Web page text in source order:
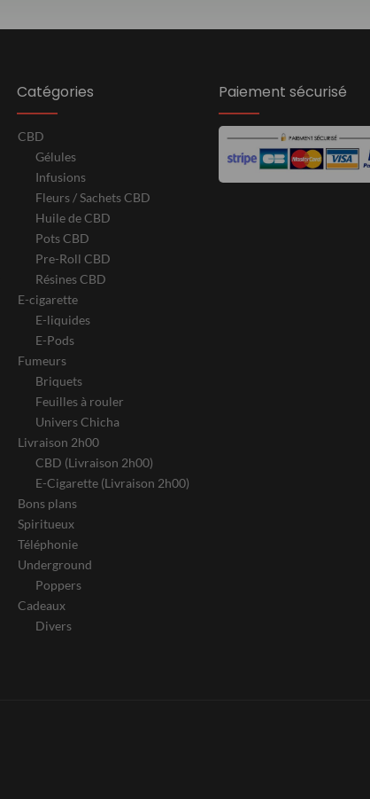
Catégories
CBD
Gélules
Infusions
Fleurs / Sachets CBD
Huile de CBD
Pots CBD
Pre-Roll CBD
Résines CBD
E-cigarette
E-liquides
E-Pods
Fumeurs
Briquets
Feuilles à rouler
Univers Chicha
Livraison 2h00
CBD (Livraison 2h00)
E-Cigarette (Livraison 2h00)
Bons plans
Spiritueux
Téléphonie
Underground
Poppers
Cadeaux
Divers
Paiement sécurisé